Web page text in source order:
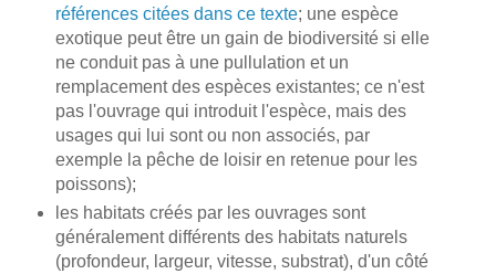
références citées dans ce texte; une espèce
exotique peut être un gain de biodiversité si elle
ne conduit pas à une pullulation et un
remplacement des espèces existantes; ce n'est
pas l'ouvrage qui introduit l'espèce, mais des
usages qui lui sont ou non associés, par
exemple la pêche de loisir en retenue pour les
poissons);
les habitats créés par les ouvrages sont
généralement différents des habitats naturels
(profondeur, largeur, vitesse, substrat), d'un côté